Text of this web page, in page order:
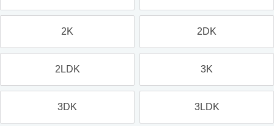
2K 2DK
2LDK 3K
3DK 3LDK